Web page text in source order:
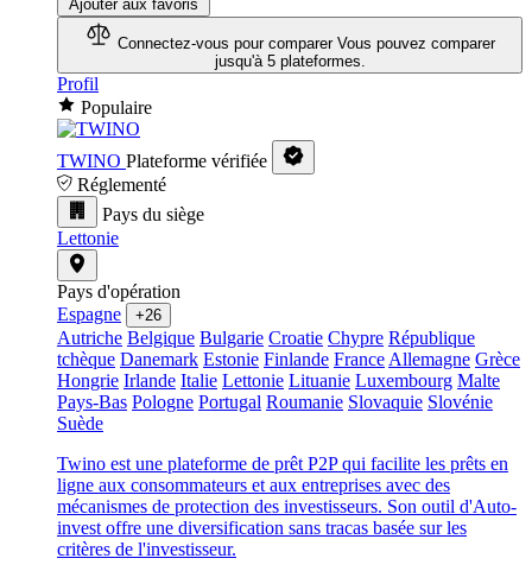
Ajouter aux favoris
Connectez-vous pour comparer Vous pouvez comparer
jusqu'à 5 plateformes.
Profil
Populaire
TWINO Plateforme vérifiée
Réglementé
Pays du siège
Lettonie
Pays d'opération
Espagne
+26
Autriche Belgique Bulgarie Croatie Chypre République
tchèque Danemark Estonie Finlande France Allemagne Grèce
Hongrie Irlande Italie Lettonie Lituanie Luxembourg Malte
Pays-Bas Pologne Portugal Roumanie Slovaquie Slovénie
Suède
Twino est une plateforme de prêt P2P qui facilite les prêts en
ligne aux consommateurs et aux entreprises avec des
mécanismes de protection des investisseurs. Son outil d'Auto-
invest offre une diversification sans tracas basée sur les
critères de l'investisseur.